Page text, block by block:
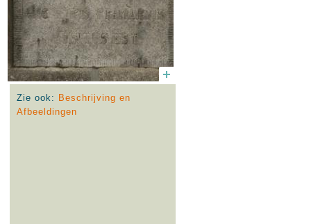
Zie ook: Beschrijving en
Afbeeldingen